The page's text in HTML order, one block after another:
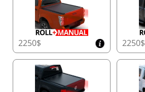
2250$ 2250$